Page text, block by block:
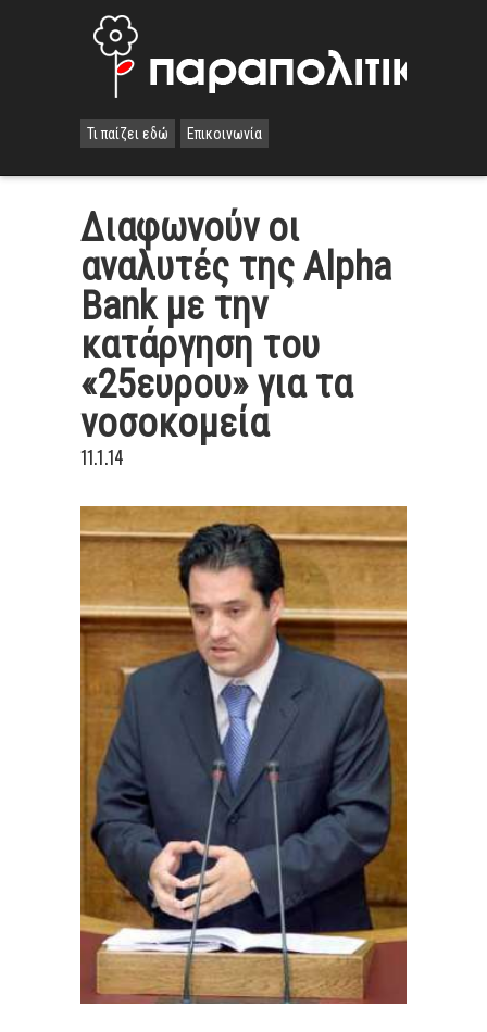
Τι παίζει εδώ Επικοινωνία
Διαφωνούν οι
αναλυτές της Alpha
Bank με την
κατάργηση του
«25ευρου» για τα
νοσοκομεία
11.1.14